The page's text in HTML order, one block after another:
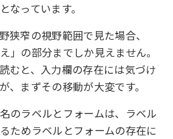
なっています。
狭窄の視野範囲で見た場合、
」の部分までしか見えません。
むと、入力欄の存在には気づけ
、まずその移動が大変です。
のラベルとフォームは、ラベル
ためラベルとフォームの存在に